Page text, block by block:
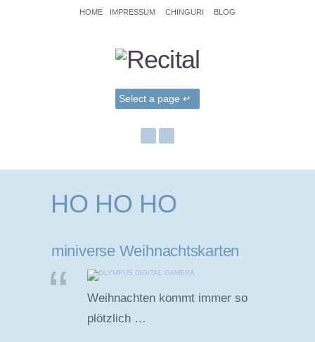
HOME IMPRESSUM CHINGURI BLOG
HO HO HO
miniverse Weihnachtskarten
Weihnachten kommt immer so
plötzlich …